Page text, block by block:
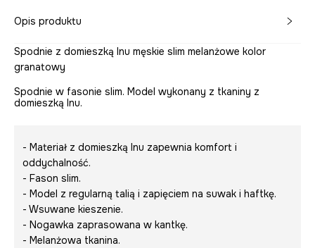
Opis produktu
Spodnie z domieszką lnu męskie slim melanżowe kolor
granatowy
Spodnie w fasonie slim. Model wykonany z tkaniny z
domieszką lnu.
- Materiał z domieszką lnu zapewnia komfort i
oddychalność.
- Fason slim.
- Model z regularną talią i zapięciem na suwak i haftkę.
- Wsuwane kieszenie.
- Nogawka zaprasowana w kantkę.
- Melanżowa tkanina.